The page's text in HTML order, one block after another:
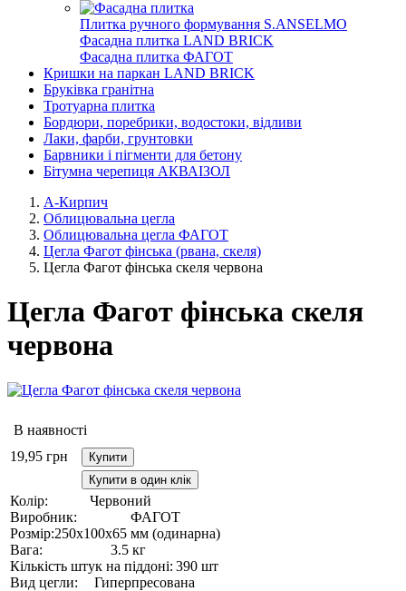
Плитка ручного формування S.ANSELMO
Фасадна плитка LAND BRICK
Фасадна плитка ФАГОТ
Кришки на паркан LAND BRICK
Бруківка гранітна
Тротуарна плитка
Бордюри, поребрики, водостоки, відливи
Лаки, фарби, грунтовки
Барвники і пігменти для бетону
Бітумна черепиця АКВАІЗОЛ
А-Кирпич
Облицювальна цегла
Облицювальна цегла ФАГОТ
Цегла Фагот фінська (рвана, скеля)
Цегла Фагот фінська скеля червона
Цегла Фагот фінська скеля
червона
В наявності
19,95 грн
Купити
Купити в один клік
Колір:
Червоний
Виробник:
ФАГОТ
Розмір:250х100х65 мм (одинарна)
Вага:
3.5 кг
Кількість штук на піддоні: 390 шт
Вид цегли:
Гиперпресована